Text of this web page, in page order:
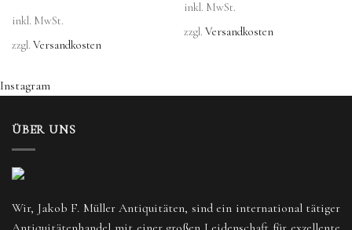
inkl. MwSt.
zzgl. Versandkosten
inkl. MwSt.
zzgl. Versandkosten
Instagram
ÜBER UNS
Wir, Jakob F. Müller Antiquitäten, sind ein international tätiger